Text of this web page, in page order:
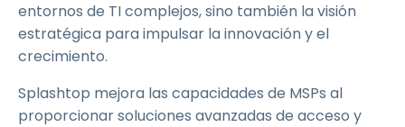
entornos de TI complejos, sino también la visión
estratégica para impulsar la innovación y el
crecimiento.
Splashtop mejora las capacidades de MSPs al
proporcionar soluciones avanzadas de acceso y